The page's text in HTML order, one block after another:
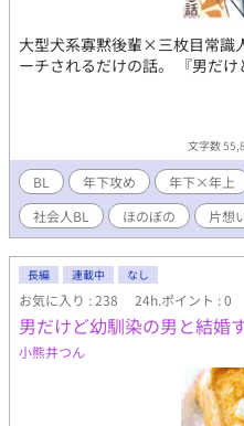
大型犬系寡黙後輩×三枚目常識
ーチされるだけの話。 『男だ
文字数
BL 年下攻め 年下×年上
社会人BL
ほのぼの 片想
長編 連載中 なし
お気に入り : 238 24h.ポイント : 0
男だけど幼馴染の男と結婚
小熊井つん